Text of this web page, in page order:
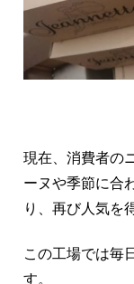
現在、消費者の
ーヌや季節に合
り、再び人気を
この工場では毎
す。